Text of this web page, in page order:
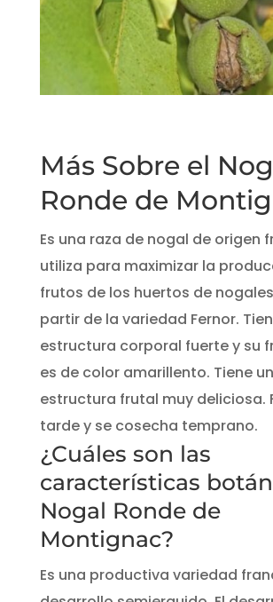
Más Sobre el
Ronde de
Es una raza de nogal de origen
utiliza para maximizar la
frutos de los huertos de
partir de la variedad Fernor.
estructura corporal fuerte y su
es de color amarillento. Tiene
estructura frutal muy deliciosa.
tarde y se cosecha temprano.
¿Cuáles son las
características
Nogal Ronde de
Montignac?
Es una productiva variedad